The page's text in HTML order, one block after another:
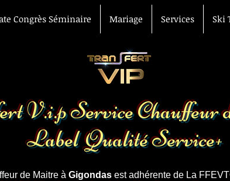
Congrès Séminaire Mariage Services Ski
V.i.p Service Chauffeur
Label Qualité Service+
de Maitre à Gigondasest adhérente de La